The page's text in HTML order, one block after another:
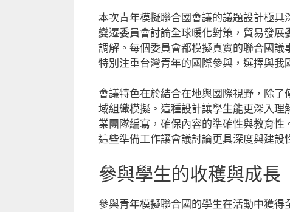
本次青年模擬聯合國會議的議題設計極
變遷委員會討論全球暖化對策，貿易發
調解。每個委員會都模擬真實的聯合國
特別注重台灣青年的國際參與，選擇與我
會議特色在於結合在地與國際視野，除
域組織模擬。這種設計讓學生能更深入
業團隊編寫，確保內容的準確性與教育性
這些準備工作讓會議討論更具深度與建設
參與學生的收穫與成長
參與青年模擬聯合國的學生在活動中獲